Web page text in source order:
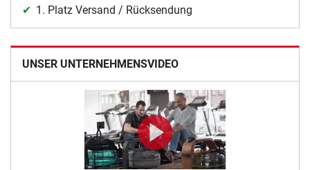
1. Platz Versand / Rücksendung
UNSER UNTERNEHMENSVIDEO